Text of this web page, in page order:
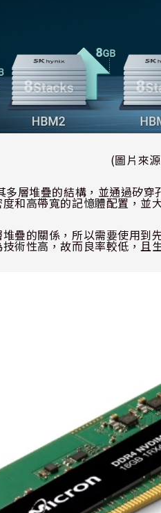
(圖片來源
多層堆疊的結構，並通過矽穿
和高帶寬的記憶體配置，並
疊的關係，所以需要使用到
術性高，故而良率較低，且